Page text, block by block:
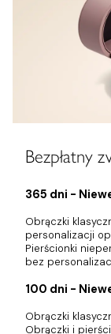
Bezpłatny
365 dni -
Obrączki
personalizacji
Pierścionki
bez
100 dni -
Obrączki
Obrączki i